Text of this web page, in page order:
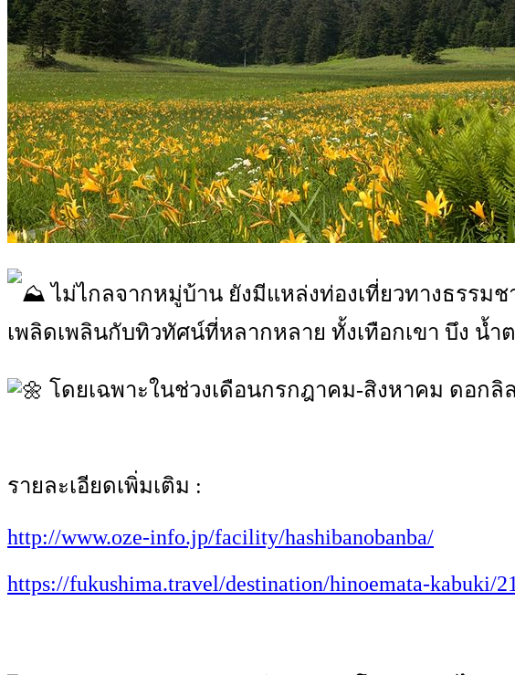
ไม่ไกลจากหมู่บ้าน ยังมีแหล่งท่องเที่ยวทางธรรมช
เพลิดเพลินกับทิวทัศน์ที่หลากหลาย ทั้งเทือกเขา บึง น้
โดยเฉพาะในช่วงเดือนกรกฎาคม-สิงหาคม ดอก
รายละเอียดเพิ่มเติม :
http://www.oze-info.jp/facility/hashibanobanba/
https://fukushima.travel/destination/hinoemata-kabuki/